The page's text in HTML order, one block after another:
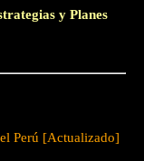
y Planes
Perú [Actualizado]